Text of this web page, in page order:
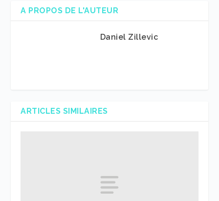
A PROPOS DE L'AUTEUR
Daniel Zillevic
ARTICLES SIMILAIRES